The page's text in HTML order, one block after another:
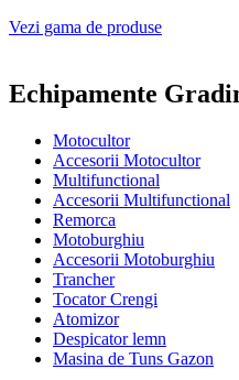
Vezi gama de produse
Echipamente
Motocultor
Accesorii Motocultor
Multifunctional
Accesorii Multifunctional
Remorca
Motoburghiu
Accesorii Motoburghiu
Trancher
Tocator Crengi
Atomizor
Despicator lemn
Masina de Tuns Gazon